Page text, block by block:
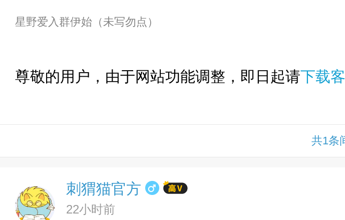
星野爱入群伊始（未写勿点）
尊敬的用户，由于网站功能调整，即日起请下载
共1条
刺猬猫官方
22小时前